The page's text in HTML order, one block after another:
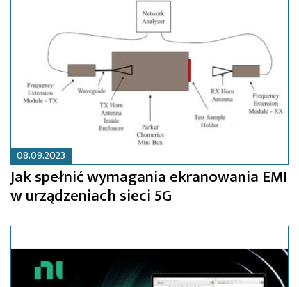
08.09.2023
Jak spełnić wymagania ekranowania EMI
w urządzeniach sieci 5G